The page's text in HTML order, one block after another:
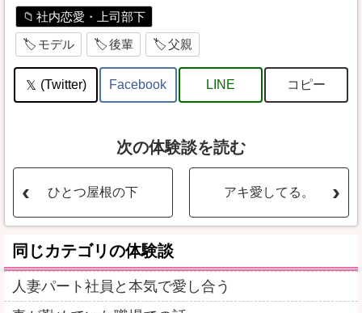
社内恋愛・上司部下
モデル
後輩 父親
(Twitter) Facebook LINE コピー
次の体験談を読む
ひとつ屋根の下 アキ愛してる。
同じカテゴリの体験談
人妻パート社員と本気で愛し合う